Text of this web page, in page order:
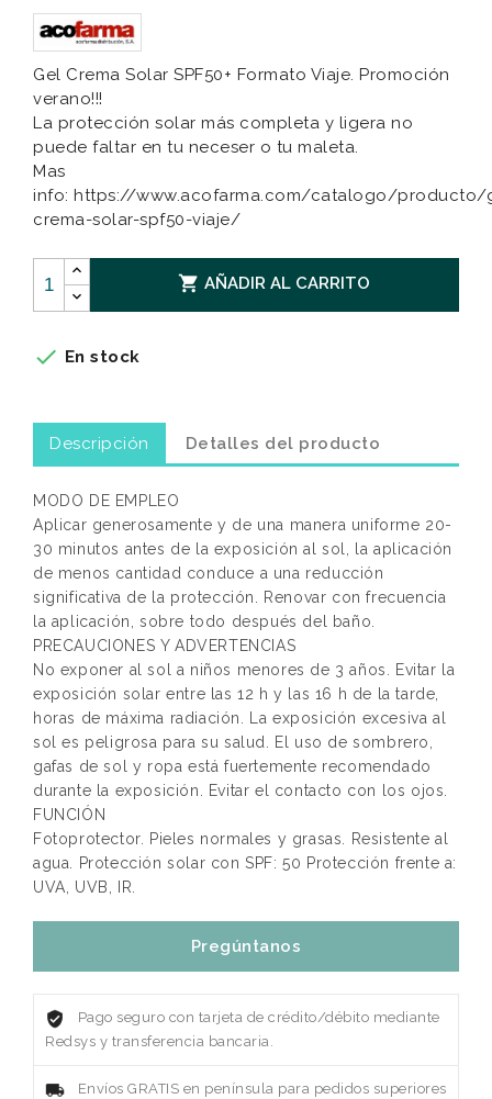
Gel Crema Solar SPF50+ Formato Viaje. Promoción
verano!!!
La protección solar más completa y ligera no
puede faltar en tu neceser o tu maleta.
Mas
info: https://www.acofarma.com/catalogo/producto/
crema-solar-spf50-viaje/
 AÑADIR AL CARRITO
 En stock
Descripción Detalles del producto
MODO DE EMPLEO
Aplicar generosamente y de una manera uniforme 20-
30 minutos antes de la exposición al sol, la aplicación
de menos cantidad conduce a una reducción
significativa de la protección. Renovar con frecuencia
la aplicación, sobre todo después del baño.
PRECAUCIONES Y ADVERTENCIAS
No exponer al sol a niños menores de 3 años. Evitar la
exposición solar entre las 12 h y las 16 h de la tarde,
horas de máxima radiación. La exposición excesiva al
sol es peligrosa para su salud. El uso de sombrero,
gafas de sol y ropa está fuertemente recomendado
durante la exposición. Evitar el contacto con los ojos.
FUNCIÓN
Fotoprotector. Pieles normales y grasas. Resistente al
agua. Protección solar con SPF: 50 Protección frente a:
UVA, UVB, IR.
Pregúntanos
Pago seguro con tarjeta de crédito/débito mediante
Redsys y transferencia bancaria.
Envíos GRATIS en península para pedidos superiores